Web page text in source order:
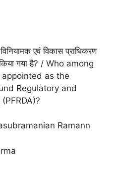
एवं विकास प्राधिकरण
गया है? / Who among
as the
Regulatory and
Ramann